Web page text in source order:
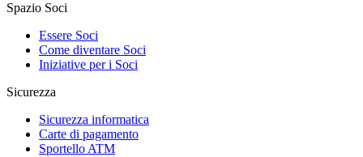
Spazio Soci
Essere Soci
Come diventare Soci
Iniziative per i Soci
Sicurezza
Sicurezza informatica
Carte di pagamento
Sportello ATM